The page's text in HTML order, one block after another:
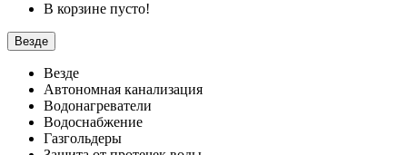
В корзине пусто!
Везде
Везде
Автономная канализация
Водонагреватели
Водоснабжение
Газгольдеры